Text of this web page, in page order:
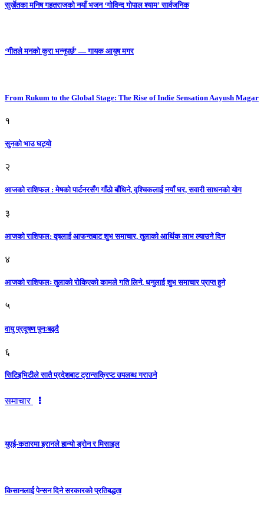
सुर्खेतका मनिष गहतराजको नयाँ भजन ‘गोविन्द गोपाल श्याम’ सार्वजनिक
‘गीतले मनको कुरा भन्नुपर्छ’ — गायक आयुष मगर
From Rukum to the Global Stage: The Rise of Indie Sensation Aayush Magar
१
सुनको भाउ घट्याे
२
आजको राशिफल : मेषको पार्टनरसँग गाँठो बाँधिने, वृश्चिकलाई नयाँ घर, सवारी साधनकाे याेग
३
आजकाे राशिफल: वृषलाई आफन्तबाट शुभ समाचार, तुलाकाे आर्थिक लाभ ल्याउने दिन
४
आजको राशिफलः तुलाकाे रोकिएको कामले गति लिने, धनुलाई शुभ समाचार प्राप्त हुने
५
वायु प्रदूषण पुनःबढ्दै
६
सिटिइभिटीले सातै प्रदेशबाट ट्रान्सक्रिप्ट उपलब्ध गराउने
समाचार
युएई-कतारमा इरानले हान्यो ड्रोन र मिसाइल
किसानलाई पेन्सन दिने सरकारको प्रतिबद्धता